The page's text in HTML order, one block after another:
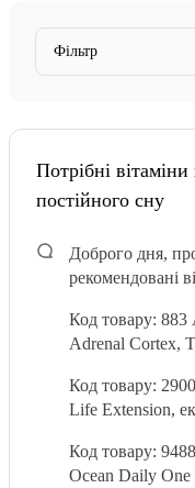
Фільтр
Потрібні
постійного сну
Доброго дня,
рекомендовані
Код товару: 883
Adrenal Cortex,
Код товару:
Life Extension,
Код товару:
Ocean Daily One